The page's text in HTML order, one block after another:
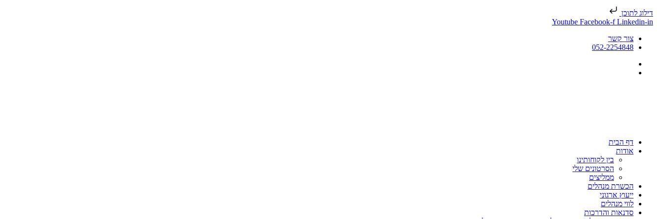
דילוג לתוכן
Youtube Facebook-f Linkedin-in
צור קשר
052-2254848
דף הבית
אודות
בין לקוחותינו
הסרטונים שלי
ממליצים
הכשרת מנהלים
ייעוץ ארגוני
לווי מנהלים
סדנאות והדרכות